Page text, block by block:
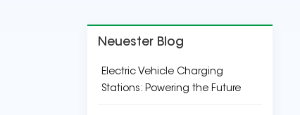
Neuester Blog
Electric Vehicle Charging
Stations: Powering the Future